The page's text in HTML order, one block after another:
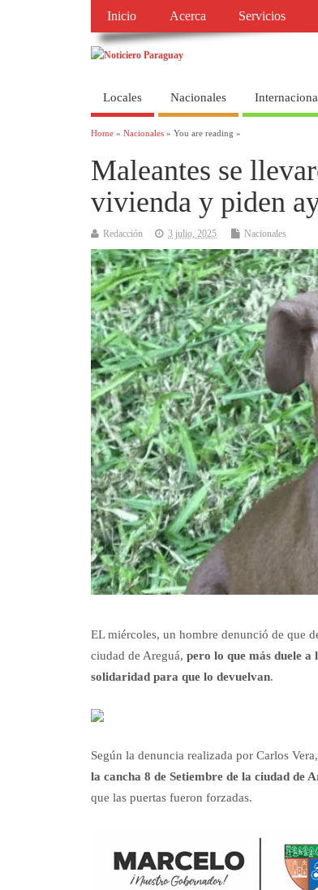
Inicio Acerca Servicios
Locales Nacionales
Home » Nacionales » You are reading »
Maleantes se
vivienda y piden
Redacción 3 julio, 2025 Nacionales
EL miércoles, un hombre denunció de que
ciudad de Areguá, pero lo que más duele a
solidaridad para que lo devuelvan.
Según la denuncia realizada por Carlos Vera,
la cancha 8 de Setiembre de la ciudad de
que las puertas fueron forzadas.